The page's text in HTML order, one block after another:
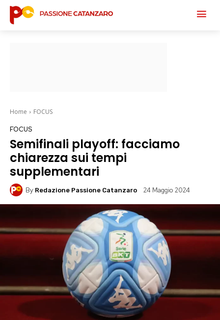
Home FOCUS
FOCUS
Semifinali playoff: facciamo
chiarezza sui tempi
supplementari
By Redazione Passione Catanzaro 24 Maggio 2024